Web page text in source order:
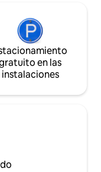
en las
instalaciones